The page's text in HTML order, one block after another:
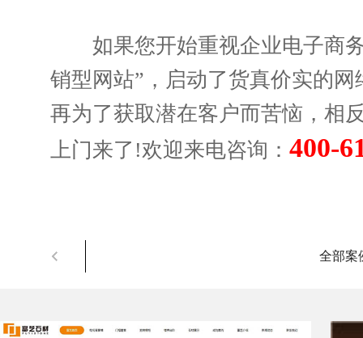
如果您开始重视企业电子商务
销型网站”，启动了货真价实的
再为了获取潜在客户而苦恼，相
上门来了!欢迎来电咨询： 400-
全部案